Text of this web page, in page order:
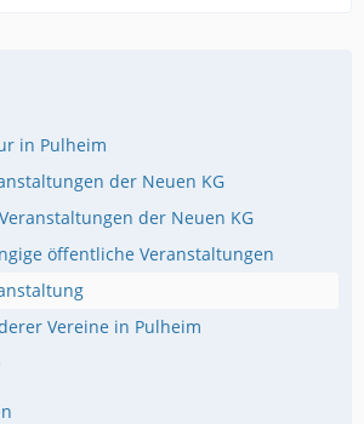
in Pulheim
der Neuen KG
der Neuen KG
öffentliche Veranstaltungen
Vereine in Pulheim